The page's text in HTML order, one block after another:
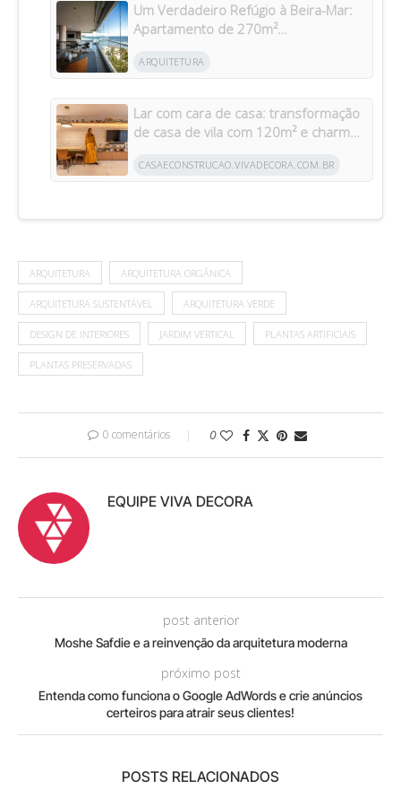
Um Verdadeiro Refúgio à Beira-Mar:
Apartamento de 270m²
Riviera
ARQUITETURA
Lar com cara de casa: transformação
de casa de vila com 120m² e charme
CASAECONSTRUCAO.VIVADECORA.COM.BR
ARQUITETURA ARQUITETURA ORGÂNICA
ARQUITETURA SUSTENTÁVEL ARQUITETURA VERDE
DESIGN DE INTERIORES JARDIM VERTICAL PLANTAS ARTIFICIAIS
PLANTAS PRESERVADAS
0 comentários 0
EQUIPE VIVA DECORA
post anterior
Moshe Safdie e a reinvenção da arquitetura moderna
próximo post
Entenda como funciona o Google AdWords e crie anúncios
certeiros para atrair seus clientes!
POSTS RELACIONADOS